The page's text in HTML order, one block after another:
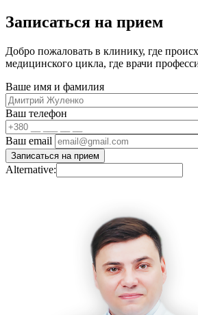
Записаться на прием
Добро пожаловать в клинику, где
медицинского цикла, где врачи
Ваше имя и фамилия
Ваш телефон
Ваш email
Alternative: